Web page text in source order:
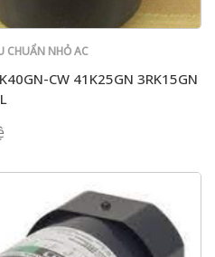
CHUẨN NHỎ AC
CW 41K25GN 3RK15GN